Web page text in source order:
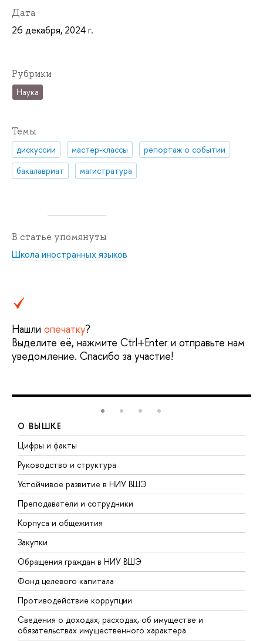
Дата
26 декабря, 2024 г.
Рубрики
Наука
Темы
дискуссии мастер-классы
репортаж о событии
бакалавриат
магистратура
В статье упомянуты
Школа иностранных языков
Нашли опечатку?
Выделите её, нажмите Ctrl+Enter и отправьте нам
уведомление. Спасибо за участие!
О ВЫШКЕ
Цифры и факты
Руководство и структура
Устойчивое развитие в НИУ ВШЭ
Преподаватели и сотрудники
Корпуса и общежития
Закупки
Обращения граждан в НИУ ВШЭ
Фонд целевого капитала
Противодействие коррупции
Сведения о доходах, расходах, об имуществе и
обязательствах имущественного характера